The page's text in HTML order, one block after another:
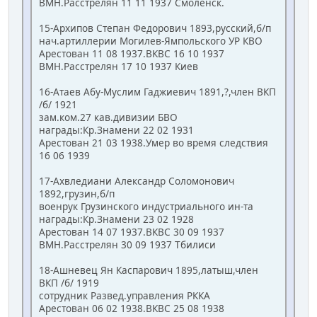
15-Архипов Степан Федорович 1893,русский,б/п
нач.артиллерии Могилев-Ямпольского УР КВО
Арестован 11 08 1937.ВКВС 16 10 1937
ВМН.Расстрелян 17 10 1937 Киев
16-Атаев Абу-Муслим Гаджиевич 1891,?,член ВКП
/б/ 1921
зам.ком.27 кав.дивизии БВО
награды:Кр.Знамени 22 02 1931
Арестован 21 03 1938.Умер во время следствия
16 06 1939
17-Ахвледиани Александр Соломонович
1892,грузин,б/п
военрук Грузинского индустриального ин-та
награды:Кр.Знамени 23 02 1928
Арестован 14 07 1937.ВКВС 30 09 1937
ВМН.Расстрелян 30 09 1937 Тбилиси
18-Ашневец Ян Каспарович 1895,латыш,член
ВКП /б/ 1919
сотрудник Развед.управления РККА
Арестован 06 02 1938.ВКВС 25 08 1938